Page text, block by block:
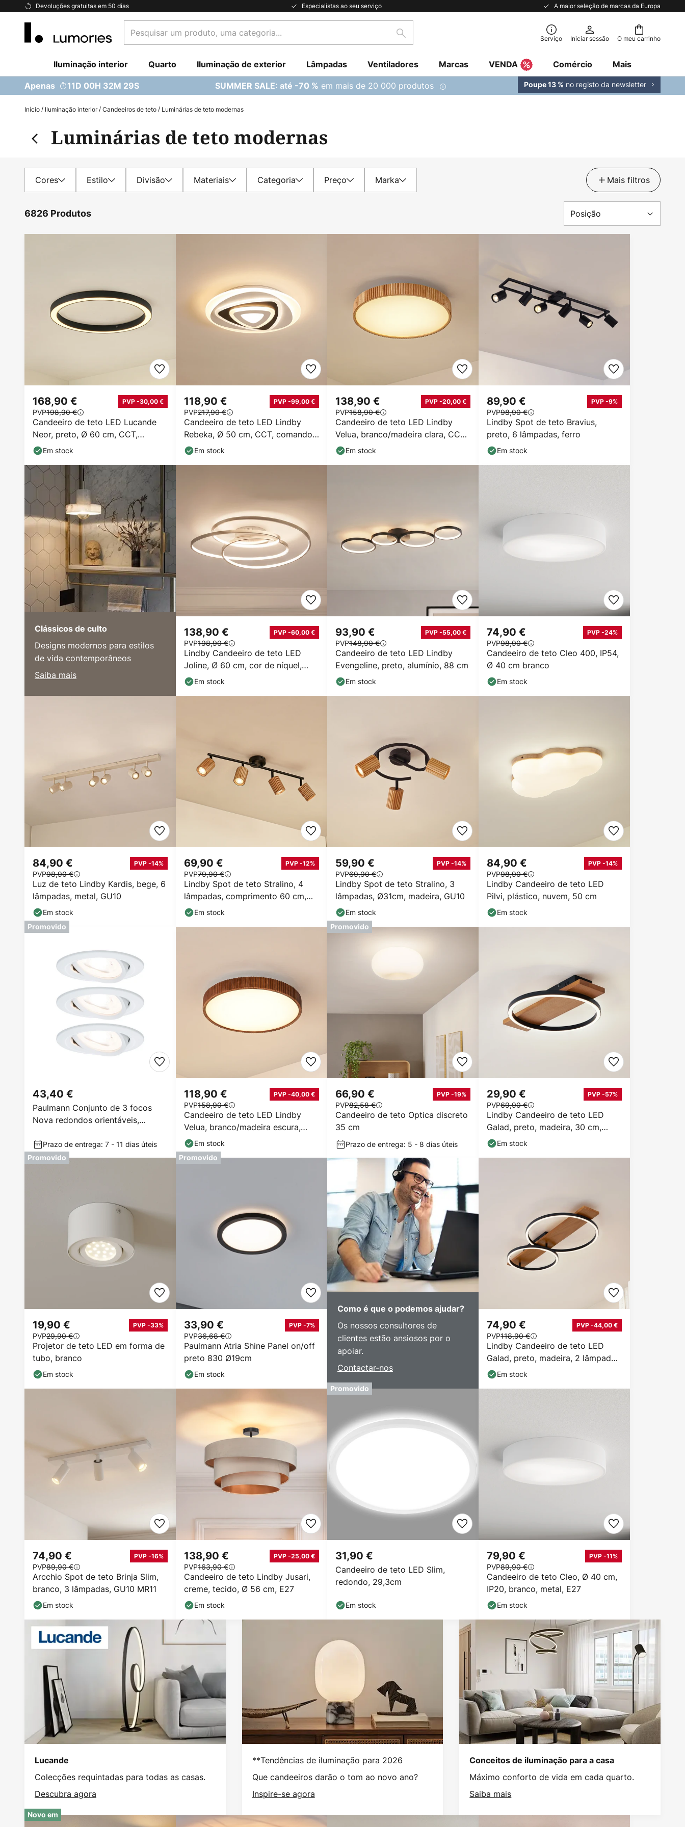
Devoluções gratuitas em 50 dias Especialistas ao seu serviço A maior seleção de marcas da Europa
Ir
Conteúdo
O meu carrinho
um
uma
categoria...
Pesquisar Serviço Iniciar sessão
Iluminação interior Quarto Iluminação de exterior Lâmpadas Ventiladores Marcas VENDA Comércio Mais
Apenas 11D 00H 32M 27S SUMMER SALE: até -70 % em mais de 20 000 produtos Poupe 13 % no registo da newsletter
Início Iluminação interior Candeeiros de teto Luminárias de teto modernas
Luminárias de teto modernas
Cores Estilo Divisão Materiais Categoria Preço Marka Mais filtros
6826 Produtos
Candeeiro de teto LED Lucande
Neor, preto, Ø 60 cm, CCT,
regulável
168,90 € PVP -30,00 €
PVP198,90 €
Em stock
Candeeiro de teto LED Lindby
Rebeka, Ø 50 cm, CCT, comando
à distância
118,90 € PVP -99,00 €
PVP217,90 €
Em stock
Candeeiro de teto LED Lindby
Velua, branco/madeira clara, CCT,
Ø 50 cm
138,90 € PVP -20,00 €
PVP158,90 €
Em stock
Lindby Spot de teto Bravius,
preto, 6 lâmpadas, ferro
89,90 € PVP -9%
PVP98,90 €
Em stock
Clássicos de culto
Designs modernos para estilos
de vida contemporâneos
Saiba mais
Lindby Candeeiro de teto LED
Joline, Ø 60 cm, cor de níquel,
metal
138,90 € PVP -60,00 €
PVP198,90 €
Em stock
Candeeiro de teto LED Lindby
Evengeline, preto, alumínio, 88 cm
93,90 € PVP -55,00 €
PVP148,90 €
Em stock
Candeeiro de teto Cleo 400, IP54,
Ø 40 cm branco
74,90 € PVP -24%
PVP98,90 €
Em stock
Luz de teto Lindby Kardis, bege, 6
lâmpadas, metal, GU10
84,90 € PVP -14%
PVP98,90 €
Em stock
Lindby Spot de teto Stralino, 4
lâmpadas, comprimento 60 cm,
madeira
69,90 € PVP -12%
PVP79,90 €
Em stock
Lindby Spot de teto Stralino, 3
lâmpadas, Ø31cm, madeira, GU10
59,90 € PVP -14%
PVP69,90 €
Em stock
Lindby Candeeiro de teto LED
Pilvi, plástico, nuvem, 50 cm
84,90 € PVP -14%
PVP98,90 €
Em stock
Promovido
Paulmann Conjunto de 3 focos
Nova redondos orientáveis,
43,40 €
Prazo de entrega: 7 - 11 dias úteis
Candeeiro de teto LED Lindby
Velua, branco/madeira escura,
CCT, Ø 50 cm
118,90 € PVP -40,00 €
PVP158,90 €
Em stock
Promovido
Candeeiro de teto Optica discreto
35 cm
66,90 € PVP -19%
PVP82,58 €
Prazo de entrega: 5 - 8 dias úteis
Lindby Candeeiro de teto LED
Galad, preto, madeira, 30 cm,
regulável
29,90 € PVP -57%
PVP69,90 €
Em stock
Promovido
Projetor de teto LED em forma de
tubo, branco
19,90 € PVP -33%
PVP29,90 €
Em stock
Promovido
Paulmann Atria Shine Panel on/off
preto 830 Ø19cm
33,90 € PVP -7%
PVP36,68 €
Em stock
Como é que o podemos ajudar?
Os nossos consultores de
clientes estão ansiosos por o
apoiar.
Contactar-nos
Lindby Candeeiro de teto LED
Galad, preto, madeira, 2 lâmpadas,
75 cm
74,90 € PVP -44,00 €
PVP118,90 €
Em stock
Arcchio Spot de teto Brinja Slim,
branco, 3 lâmpadas, GU10 MR11
74,90 € PVP -16%
PVP89,90 €
Em stock
Candeeiro de teto Lindby Jusari,
creme, tecido, Ø 56 cm, E27
138,90 € PVP -25,00 €
PVP163,90 €
Em stock
Promovido
Candeeiro de teto LED Slim,
redondo, 29,3cm
31,90 €
Em stock
Candeeiro de teto Cleo, Ø 40 cm,
IP20, branco, metal, E27
79,90 € PVP -11%
PVP89,90 €
Em stock
Lucande
Colecções requintadas para todas as casas.
Descubra agora
**Tendências de iluminação para 2026
Que candeeiros darão o tom ao novo ano?
Inspire-se agora
Conceitos de iluminação para a casa
Máximo conforto de vida em cada quarto.
Saiba mais
Novo em